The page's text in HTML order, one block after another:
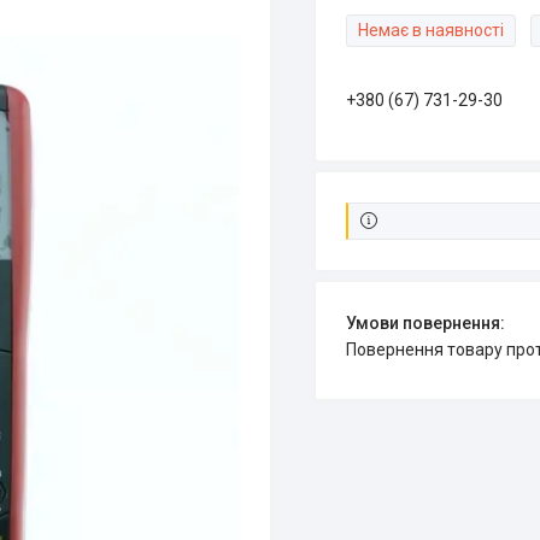
Немає в наявності
+380 (67) 731-29-30
повернення товару